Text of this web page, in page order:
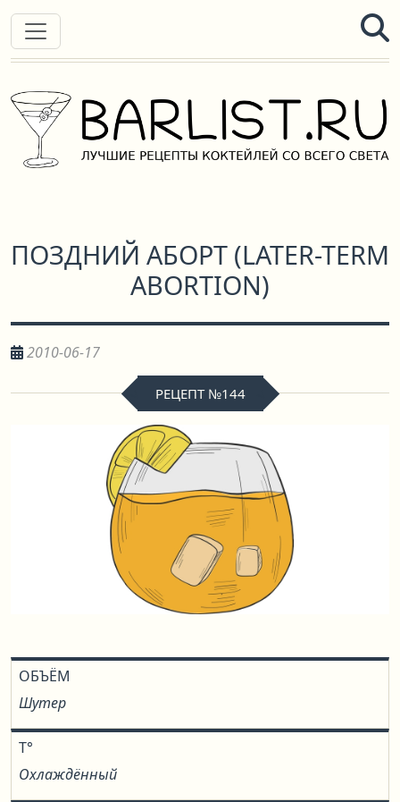
ПОЗДНИЙ АБОРТ (LATER-TERM
ABORTION)
2010-06-17
РЕЦЕПТ №144
ОБЪЁМ
Шутер
T°
Охлаждённый